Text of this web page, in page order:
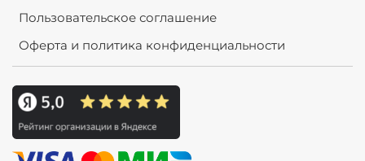
Пользовательское соглашение
Оферта и политика конфиденциальности